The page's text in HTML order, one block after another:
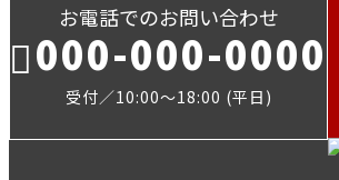
お電話でのお問い合わせ
000-000-0000
受付／10:00～18:00 (平日)